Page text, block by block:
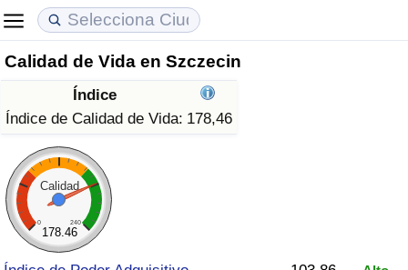
Calidad de Vida en Szczecin
Índice
Índice de Calidad de Vida: 178,46
Calidad
0 240
178.46
Coste de vida
Índice de Costo de Vida (Actual)
Índice de Costo de Vida
Índice de costo de vida por país
en aqaba
Precios de las propiedades
Índice de Precios de Inmuebles (Actual)
Índice de Precios de Inmuebles
Índice de Precios de Inmuebles por País
Calidad de Vida
Índice de Calidad de Vida
Índice de Calidad de Vida (Actual)
Índice de calidad de vida por país
Delincuencia